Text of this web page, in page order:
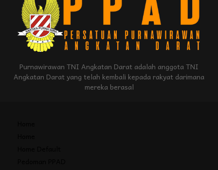
Purnawirawan TNI Angkatan Darat adalah anggota TNI
Angkatan Darat yang telah kembali kepada rakyat darimana
mereka berasal